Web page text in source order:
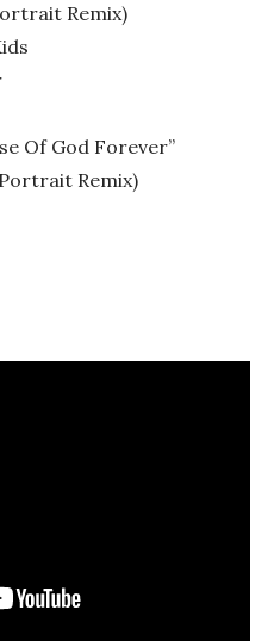
Remix)
Of God Forever”
Remix)